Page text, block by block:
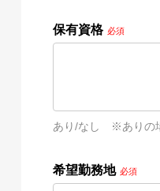
保有資格 必須
あり/なし　※ありの
希望勤務地 必須